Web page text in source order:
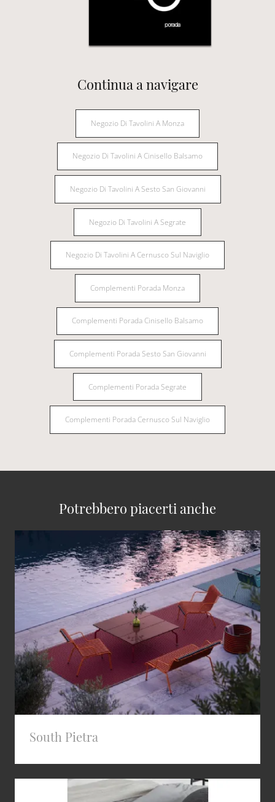
Continua a navigare
Negozio Di Tavolini A Monza
Negozio Di Tavolini A Cinisello Balsamo
Negozio Di Tavolini A Sesto San Giovanni
Negozio Di Tavolini A Segrate
Negozio Di Tavolini A Cernusco Sul Naviglio
Complementi Porada Monza
Complementi Porada Cinisello Balsamo
Complementi Porada Sesto San Giovanni
Complementi Porada Segrate
Complementi Porada Cernusco Sul Naviglio
Potrebbero piacerti anche
South Pietra